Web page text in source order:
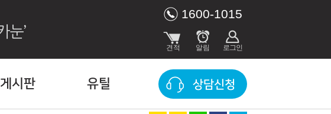
1600-1015
게시판 유틸 상담신청